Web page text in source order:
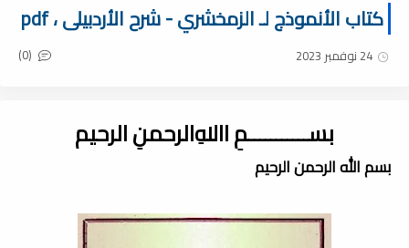
كتاب الأنموذج لـ الزمخشري - شرح الأردبيلى ، pdf
24 نوفمبر 2023 (0)
بســـــــــــمِ اﷲِالرحمنِ الرحيم
بسم الله الرحمن الرحيم